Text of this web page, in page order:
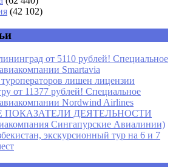
(42 102)
от 5110 рублей! Специальное
Smartavia
лишен лицензии
от 11377 рублей! Специальное
Nordwind Airlines
ДЕЯТЕЛЬНОСТИ
Сингапурские Авиалинии)
экскурсионный тур на 6 и 7